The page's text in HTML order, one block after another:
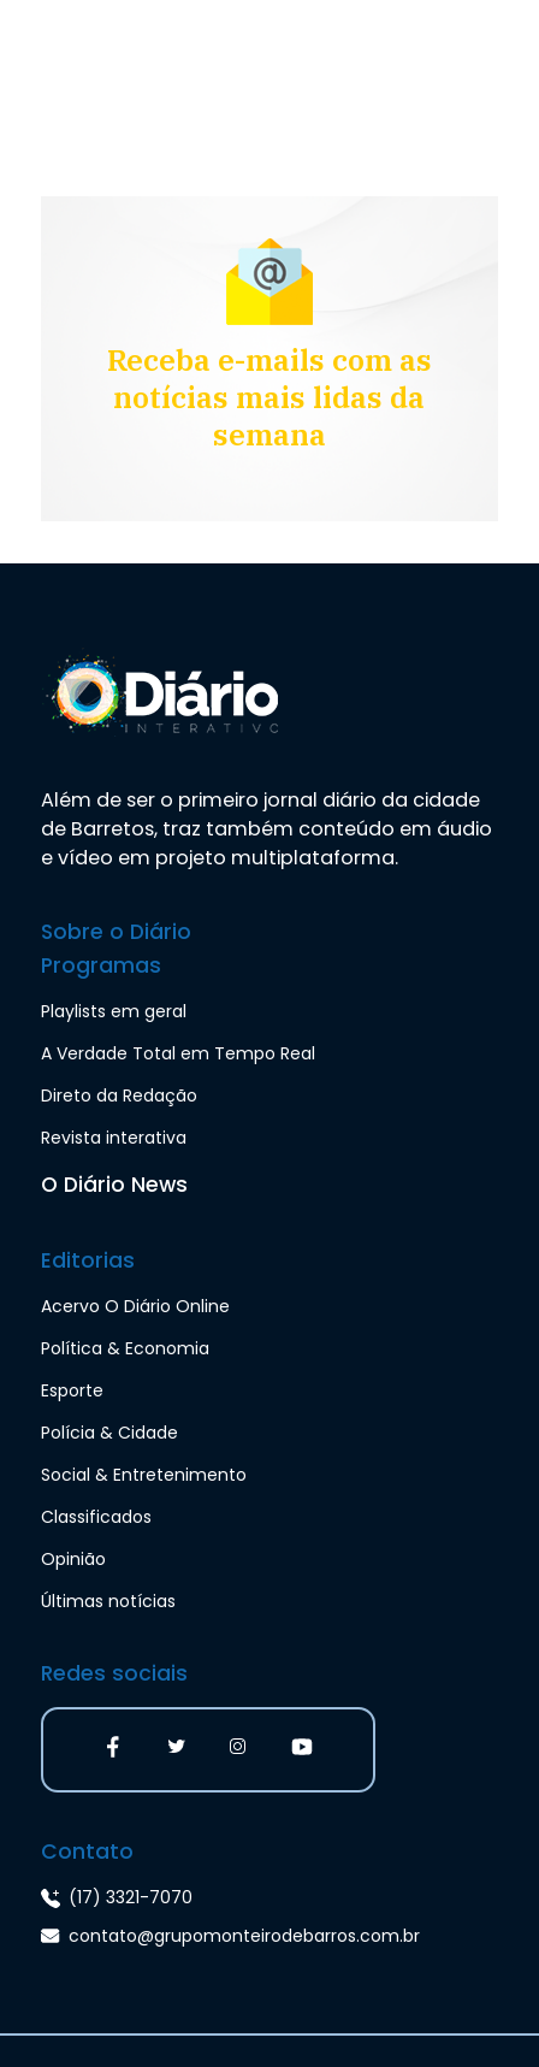
Receba e-mails com as
notícias mais lidas da
semana
Além de ser o primeiro jornal diário da cidade
de Barretos, traz também conteúdo em áudio
e vídeo em projeto multiplataforma.
Sobre o Diário
Programas
Playlists em geral
A Verdade Total em Tempo Real
Direto da Redação
Revista interativa
O Diário News
Editorias
Acervo O Diário Online
Política & Economia
Esporte
Polícia & Cidade
Social & Entretenimento
Classificados
Opinião
Últimas notícias
Redes sociais
Contato
(17) 3321-7070
contato@grupomonteirodebarros.com.br